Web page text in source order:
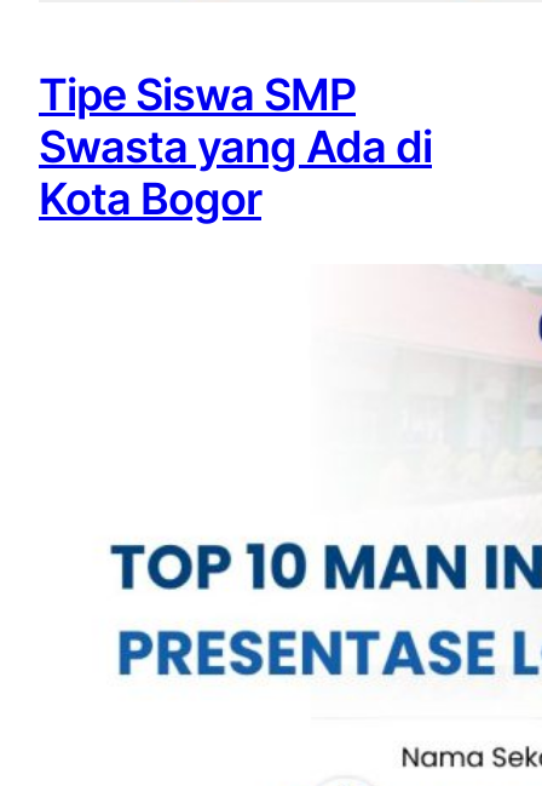
Tipe Siswa SMP
Swasta yang Ada di
Kota Bogor